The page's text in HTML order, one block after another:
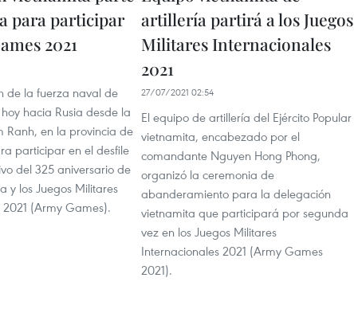
para participar
2021
de la fuerza naval de
hacia Rusia desde la
Ranh, en la provincia de
participar en el desfile
del 325 aniversario de
y los Juegos Militares
(Army Games).
artillería partirá a los Juegos
Militares Internacionales
2021
27/07/2021 02:54
El equipo de artillería del Ejército Popular
vietnamita, encabezado por el
comandante Nguyen Hong Phong,
organizó la ceremonia de
abanderamiento para la delegación
vietnamita que participará por segunda
vez en los Juegos Militares
Internacionales 2021 (Army Games
2021).